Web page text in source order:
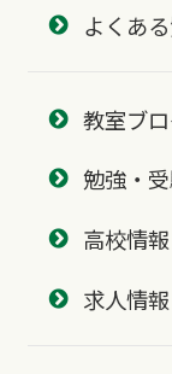
よくあ
教室ブ
勉強・
高校情報
求人情報